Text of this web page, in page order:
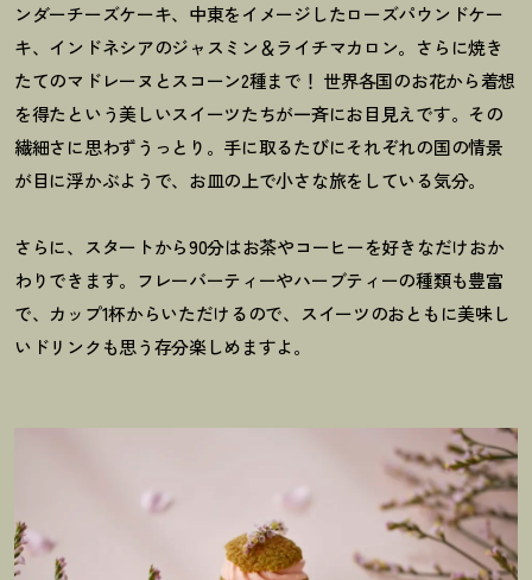
ンダーチーズケーキ、中東をイメージしたローズパウンドケー
キ、インドネシアのジャスミン＆ライチマカロン。さらに焼き
たてのマドレーヌとスコーン2種まで ！ 世界各国のお花から着想
を得たという美しいスイーツたちが一斉にお目見えです。その
繊細さに思わずうっとり。手に取るたびにそれぞれの国の情景
が目に浮かぶようで、お皿の上で小さな旅をしている気分。
さらに、スタートから90分はお茶やコーヒーを好きなだけおか
わりできます。フレーバーティーやハーブティーの種類も豊富
で、カップ1杯からいただけるので、スイーツのおともに美味し
いドリンクも思う存分楽しめますよ。